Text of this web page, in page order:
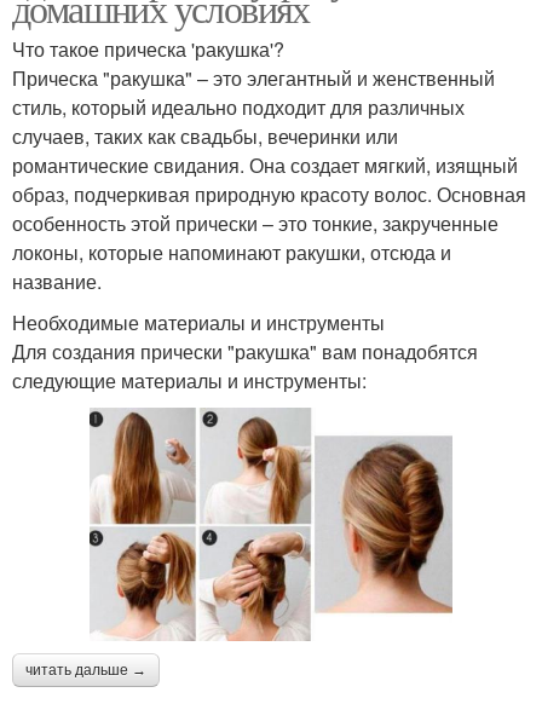
Что такое прическа 'ракушка'?
Прическа "ракушка" – это элегантный и женственный
стиль, который идеально подходит для различных
случаев, таких как свадьбы, вечеринки или
романтические свидания. Она создает мягкий, изящный
образ, подчеркивая природную красоту волос. Основная
особенность этой прически – это тонкие, закрученные
локоны, которые напоминают ракушки, отсюда и
название.
Необходимые материалы и инструменты
Для создания прически "ракушка" вам понадобятся
следующие материалы и инструменты:
читать дальше →